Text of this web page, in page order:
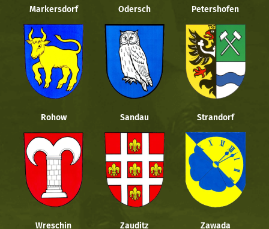
Markersdorf Odersch Petershofen
Rohow Sandau Strandorf
Wreschin Zauditz Zawada